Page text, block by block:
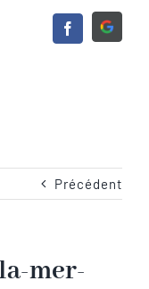
Précédent
mer-